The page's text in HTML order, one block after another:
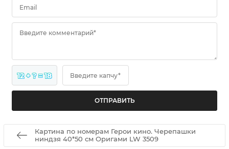
Email
Введите комментарий*
12 + ? = 18 Введите капчу*
Картина по номерам Герои кино. Черепашки
ниндзя 40*50 см Оригами LW 3509